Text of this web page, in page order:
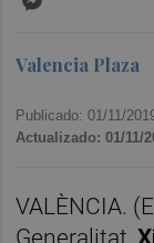
Valencia Plaza
Publicado: 01/11/
Actualizado: 01/11/
VALÈNCIA.
Generalitat,